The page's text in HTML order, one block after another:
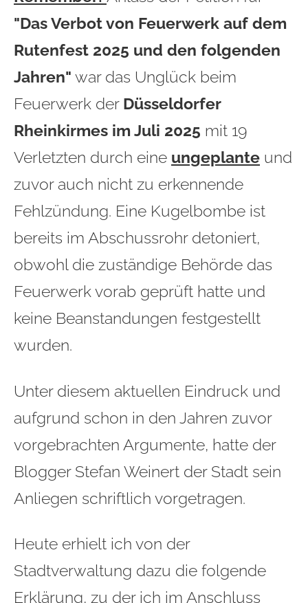
"Das Verbot von Feuerwerk auf dem
Rutenfest 2025 und den folgenden
Jahren" war das Unglück beim
Feuerwerk der Düsseldorfer
Rheinkirmes im Juli 2025 mit 19
Verletzten durch eine ungeplante und
zuvor auch nicht zu erkennende
Fehlzündung. Eine Kugelbombe ist
bereits im Abschussrohr detoniert,
obwohl die zuständige Behörde das
Feuerwerk vorab geprüft hatte und
keine Beanstandungen festgestellt
wurden.
Unter diesem aktuellen Eindruck und
aufgrund schon in den Jahren zuvor
vorgebrachten Argumente, hatte der
Blogger Stefan Weinert der Stadt sein
Anliegen schriftlich vorgetragen.
Heute erhielt ich von der
Stadtverwaltung dazu die folgende
Erklärung, zu der ich im Anschluss